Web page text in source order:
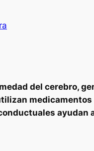
del cerebro,
ayudan